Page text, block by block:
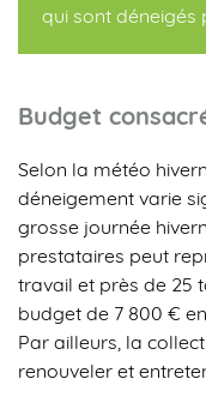
qui sont déneigés
Budget
Selon la météo
déneigement varie
grosse journée
prestataires peut
travail et près de 25
budget de 7 800 €
Par ailleurs, la
renouveler et